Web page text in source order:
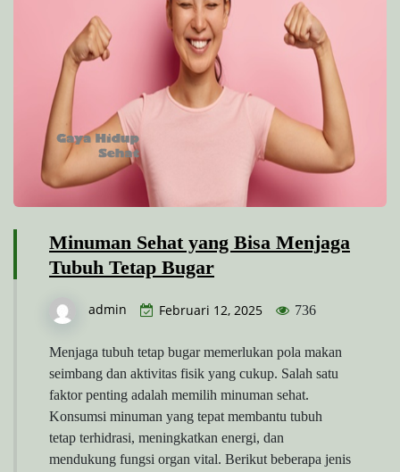
Minuman Sehat yang Bisa Menjaga
Tubuh Tetap Bugar
admin Februari 12, 2025 736
Menjaga tubuh tetap bugar memerlukan pola makan
seimbang dan aktivitas fisik yang cukup. Salah satu
faktor penting adalah memilih minuman sehat.
Konsumsi minuman yang tepat membantu tubuh
tetap terhidrasi, meningkatkan energi, dan
mendukung fungsi organ vital. Berikut beberapa jenis